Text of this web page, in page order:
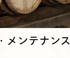
メンテナンス